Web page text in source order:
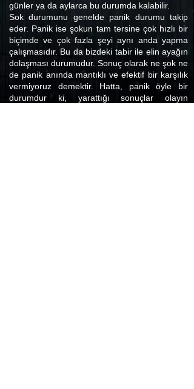
günler ya da aylarca bu durumda kalabilir.
Sok durumunu genelde panik durumu takip
eder. Panik ise şokun tam tersine çok hızlı bir
biçimde ve çok fazla şeyi aynı anda yapma
çalışmasıdır. Bu da bizdeki tabir ile elin ayağın
dolaşması durumudur. Sonuç olarak ne şok ne
de panik anında mantıklı ve efektif bir karşılık
vermiyoruz demektir. Hatta, panik öyle bir
durumdur ki, yarattığı sonuçlar olayın